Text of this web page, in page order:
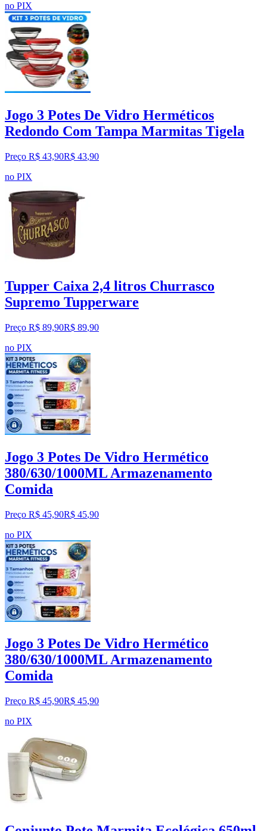
no PIX
Jogo 3 Potes De Vidro Herméticos
Redondo Com Tampa Marmitas Tigela
Preço R$ 43,90R$ 43,90
no PIX
Tupper Caixa 2,4 litros Churrasco
Supremo Tupperware
Preço R$ 89,90R$ 89,90
no PIX
Jogo 3 Potes De Vidro Hermético
380/630/1000ML Armazenamento
Comida
Preço R$ 45,90R$ 45,90
no PIX
Jogo 3 Potes De Vidro Hermético
380/630/1000ML Armazenamento
Comida
Preço R$ 45,90R$ 45,90
no PIX